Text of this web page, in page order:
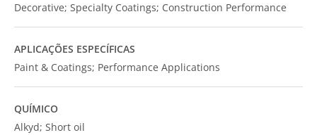
Decorative; Specialty Coatings; Construction Performance
APLICAÇÕES ESPECÍFICAS
Paint & Coatings; Performance Applications
QUÍMICO
Alkyd; Short oil